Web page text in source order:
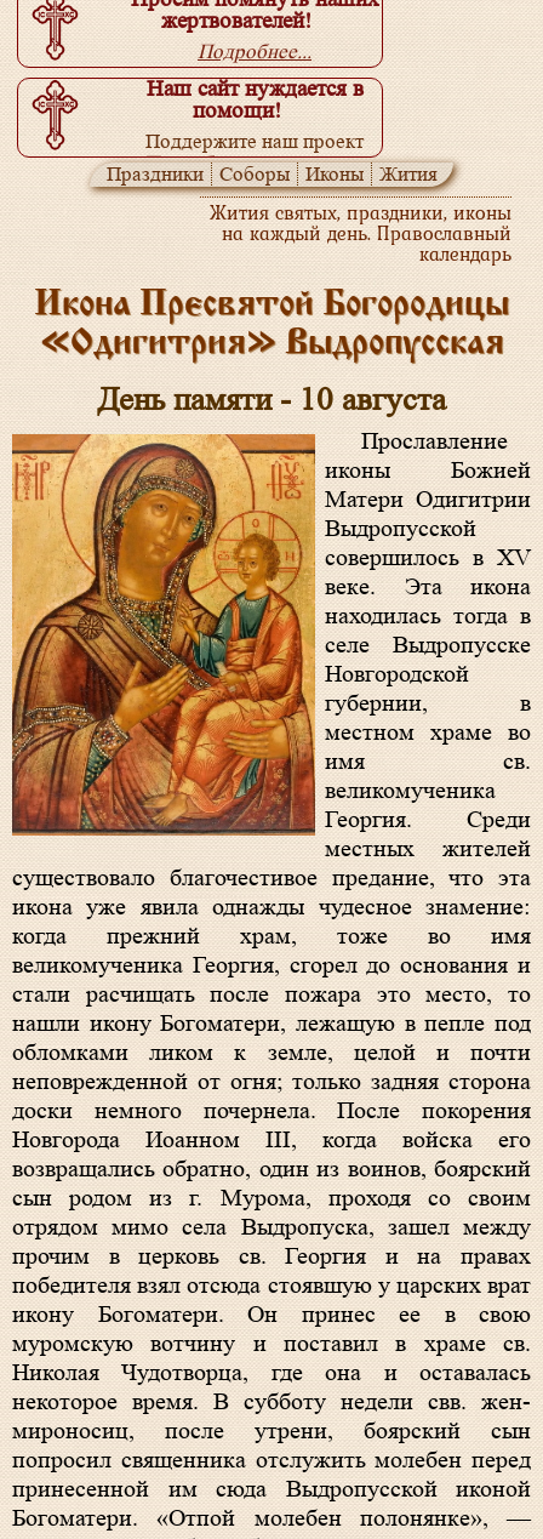
жертвователей!
Подробнее...
Наш сайт нуждается в
помощи!
Поддержите наш проект
Подробнее...
Праздники Соборы Иконы Жития
Жития святых, праздники, иконы
на каждый день. Православный
календарь
Икона Пресвятой Богородицы
«Одигитрия» Выдропусская
День памяти - 10 августа
Прославление
иконы Божией
Матери Одигитрии
Выдропусской
совершилось в XV
веке. Эта икона
находилась тогда в
селе Выдропусске
Новгородской
губернии, в
местном храме во
имя св.
великомученика
Георгия. Среди
местных жителей
существовало благочестивое предание, что эта
икона уже явила однажды чудесное знамение:
когда прежний храм, тоже во имя
великомученика Георгия, сгорел до основания и
стали расчищать после пожара это место, то
нашли икону Богоматери, лежащую в пепле под
обломками ликом к земле, целой и почти
неповрежденной от огня; только задняя сторона
доски немного почернела. После покорения
Новгорода Иоанном III, когда войска его
возвращались обратно, один из воинов, боярский
сын родом из г. Мурома, проходя со своим
отрядом мимо села Выдропуска, зашел между
прочим в церковь св. Георгия и на правах
победителя взял отсюда стоявшую у царских врат
икону Богоматери. Он принес ее в свою
муромскую вотчину и поставил в храме св.
Николая Чудотворца, где она и оставалась
некоторое время. В субботу недели свв. жен-
мироносиц, после утрени, боярский сын
попросил священника отслужить молебен перед
принесенной им сюда Выдропусской иконой
Богоматери. «Отпой молебен полонянке», —